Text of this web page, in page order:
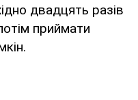
двадцять разів
приймати